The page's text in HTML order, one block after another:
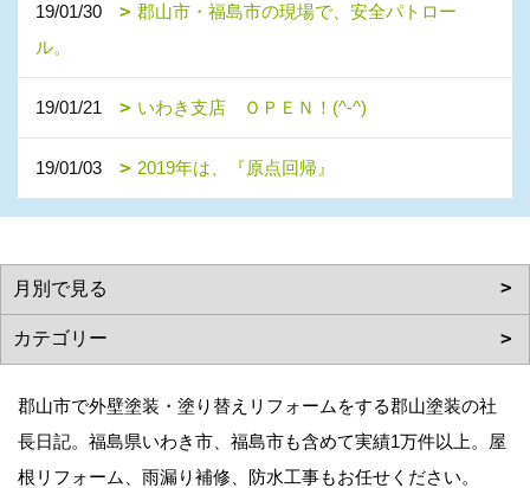
19/01/30
郡山市・福島市の現場で、安全パトロー
ル。
19/01/21 いわき支店 ＯＰＥＮ！(^-^)
19/01/03 2019年は、『原点回帰』
郡山市で外壁塗装・塗り替えリフォームをする郡山塗装の社
長日記。福島県いわき市、福島市も含めて実績1万件以上。屋
根リフォーム、雨漏り補修、防水工事もお任せください。